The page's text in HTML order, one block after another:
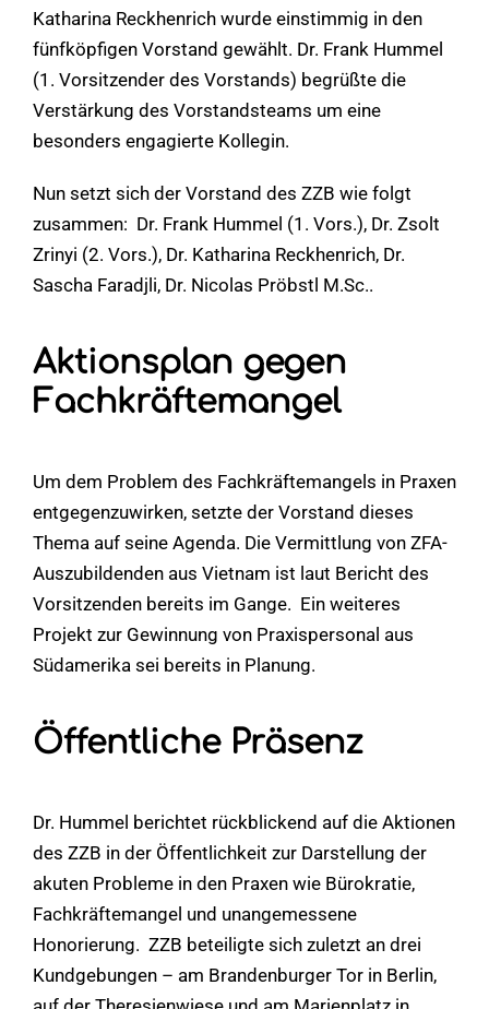
Katharina Reckhenrich wurde einstimmig in den
fünfköpfigen Vorstand gewählt. Dr. Frank Hummel
(1. Vorsitzender des Vorstands) begrüßte die
Verstärkung des Vorstandsteams um eine
besonders engagierte Kollegin.
Nun setzt sich der Vorstand des ZZB wie folgt
zusammen: Dr. Frank Hummel (1. Vors.), Dr. Zsolt
Zrinyi (2. Vors.), Dr. Katharina Reckhenrich, Dr.
Sascha Faradjli, Dr. Nicolas Pröbstl M.Sc..
Aktionsplan gegen
Fachkräftemangel
Um dem Problem des Fachkräftemangels in Praxen
entgegenzuwirken, setzte der Vorstand dieses
Thema auf seine Agenda. Die Vermittlung von ZFA-
Auszubildenden aus Vietnam ist laut Bericht des
Vorsitzenden bereits im Gange. Ein weiteres
Projekt zur Gewinnung von Praxispersonal aus
Südamerika sei bereits in Planung.
Öffentliche Präsenz
Dr. Hummel berichtet rückblickend auf die Aktionen
des ZZB in der Öffentlichkeit zur Darstellung der
akuten Probleme in den Praxen wie Bürokratie,
Fachkräftemangel und unangemessene
Honorierung. ZZB beteiligte sich zuletzt an drei
Kundgebungen – am Brandenburger Tor in Berlin,